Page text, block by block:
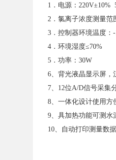
1．电源：220V±10%
2．氯离子浓度测量范
3．控制器环境温度
4．环境湿度≤70%
5．功率：30W
6、背光液晶显示屏，
7、12位A/D信号采集
8、一体化设计使
9、具加热功能可测水
10、自动打印测量数据